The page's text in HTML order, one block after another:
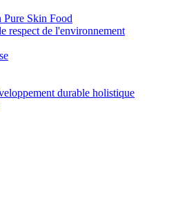
Pure Skin Food
respect de l'environnement
durable holistique